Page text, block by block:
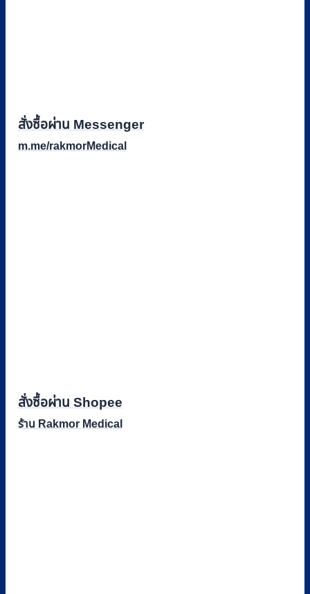
สั่งซื้อผ่าน Messenger
m.me/rakmorMedical
สั่งซื้อผ่าน Shopee
ร้าน Rakmor Medical